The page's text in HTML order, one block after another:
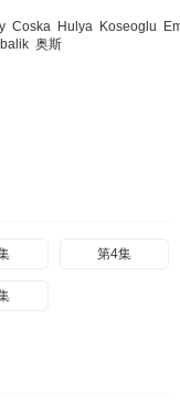
Coska Hulya Koseoglu
奥斯
第4集